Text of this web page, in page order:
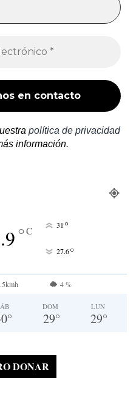
política de privacidad
información.
°C 31 °
27.6°
4 %
°
DOM
29°
LUN
29°
DONAR